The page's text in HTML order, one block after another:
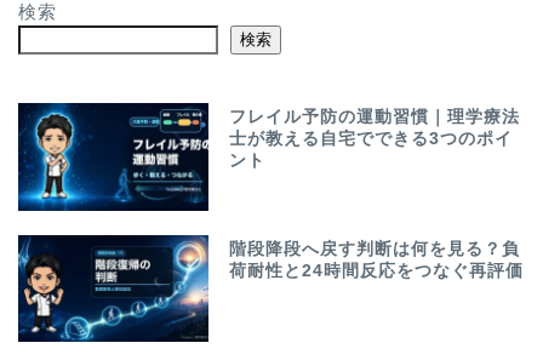
検索
検索
フレイル予防の運動習慣｜理学療法
士が教える自宅でできる3つのポイ
ント
階段降段へ戻す判断は何を見る？負
荷耐性と24時間反応をつなぐ再評価